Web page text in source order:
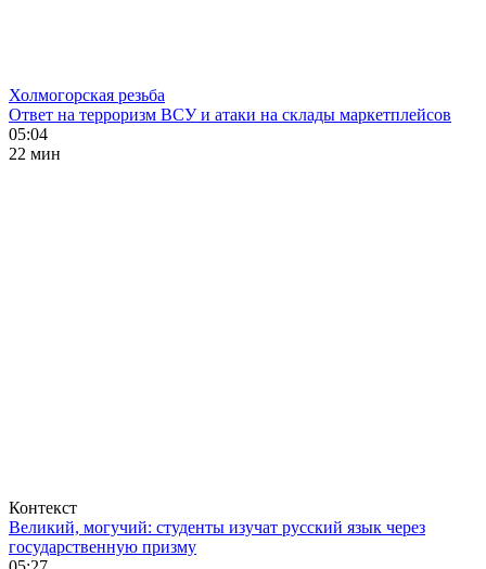
Холмогорская резьба
Ответ на терроризм ВСУ и атаки на склады маркетплейсов
05:04
22 мин
Контекст
Великий, могучий: студенты изучат русский язык через
государственную призму